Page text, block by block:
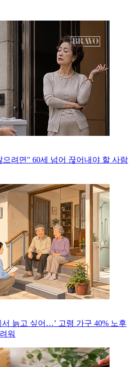
으려면" 60세 넘어 끊어내야 할 사람
서 늙고 싶어…’ 고령 가구 40% 노후
워